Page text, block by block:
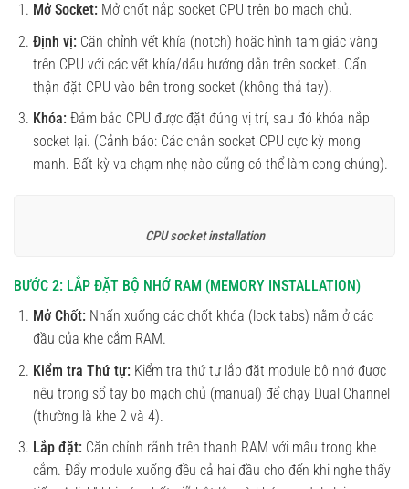
Mở Socket: Mở chốt nắp socket CPU trên bo mạch chủ.
Định vị: Căn chỉnh vết khía (notch) hoặc hình tam giác vàng
trên CPU với các vết khía/dấu hướng dẫn trên socket. Cẩn
thận đặt CPU vào bên trong socket (không thả tay).
Khóa: Đảm bảo CPU được đặt đúng vị trí, sau đó khóa nắp
socket lại. (Cảnh báo: Các chân socket CPU cực kỳ mong
manh. Bất kỳ va chạm nhẹ nào cũng có thể làm cong chúng).
CPU socket installation
BƯỚC 2: LẮP ĐẶT BỘ NHỚ RAM (MEMORY INSTALLATION)
Mở Chốt: Nhấn xuống các chốt khóa (lock tabs) nằm ở các
đầu của khe cắm RAM.
Kiểm tra Thứ tự: Kiểm tra thứ tự lắp đặt module bộ nhớ được
nêu trong sổ tay bo mạch chủ (manual) để chạy Dual Channel
(thường là khe 2 và 4).
Lắp đặt: Căn chỉnh rãnh trên thanh RAM với mấu trong khe
cắm. Đẩy module xuống đều cả hai đầu cho đến khi nghe thấy